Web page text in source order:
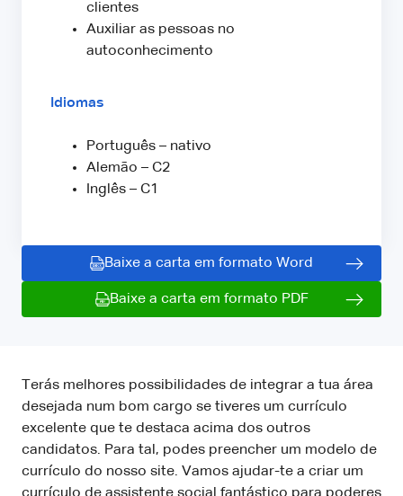
clientes
Auxiliar as pessoas no
autoconhecimento
Idiomas
Português – nativo
Alemão – C2
Inglês – C1
Baixe a carta em formato Word
Baixe a carta em formato PDF
Terás melhores possibilidades de integrar a tua área
desejada num bom cargo se tiveres um currículo
excelente que te destaca acima dos outros
candidatos. Para tal, podes preencher um modelo de
currículo do nosso site. Vamos ajudar-te a criar um